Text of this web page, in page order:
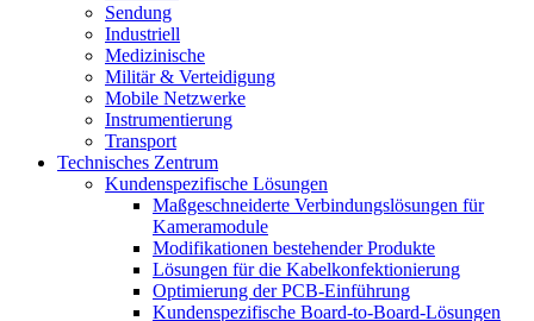
Sendung
Industriell
Medizinische
Militär & Verteidigung
Mobile Netzwerke
Instrumentierung
Transport
Technisches Zentrum
Kundenspezifische Lösungen
Maßgeschneiderte Verbindungslösungen für
Kameramodule
Modifikationen bestehender Produkte
Lösungen für die Kabelkonfektionierung
Optimierung der PCB-Einführung
Kundenspezifische Board-to-Board-Lösungen